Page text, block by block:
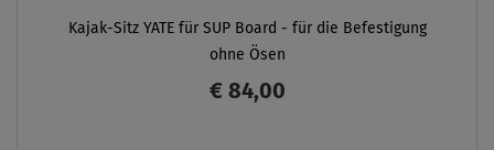
Kajak-Sitz YATE für SUP Board - für die Befestigung
ohne Ösen
€ 84,00